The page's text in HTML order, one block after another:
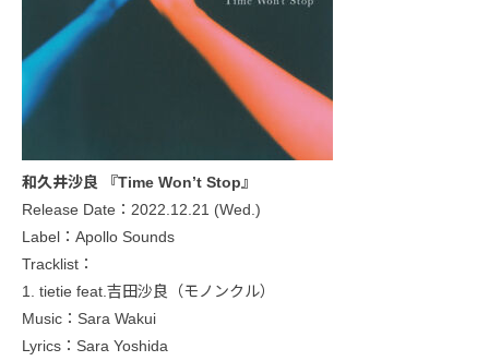
和久井沙良 『Time Won’t Stop』
Release Date：2022.12.21 (Wed.)
Label：Apollo Sounds
Tracklist：
1. tietie feat.吉田沙良（モノンクル）
Music：Sara Wakui
Lyrics：Sara Yoshida